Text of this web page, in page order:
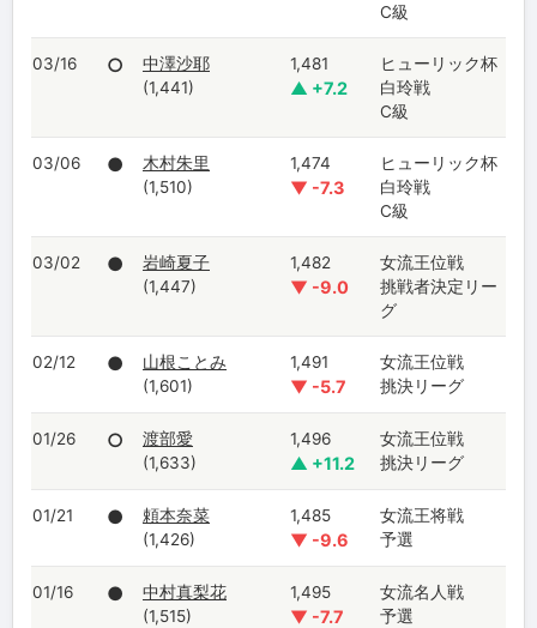
C級
03/16 ○
中澤沙耶
(1,441)
1,481
▲ +7.2
ヒューリック杯
白玲戦
C級
03/06 ●
木村朱里
(1,510)
1,474
▼ -7.3
ヒューリック杯
白玲戦
C級
03/02 ●
岩崎夏子
(1,447)
1,482
▼ -9.0
女流王位戦
挑戦者決定リー
グ
02/12 ●
山根ことみ
(1,601)
1,491
▼ -5.7
女流王位戦
挑決リーグ
01/26 ○
渡部愛
(1,633)
1,496
▲ +11.2
女流王位戦
挑決リーグ
01/21 ●
頼本奈菜
(1,426)
1,485
▼ -9.6
女流王将戦
予選
01/16 ●
中村真梨花
(1,515)
1,495
▼ -7.7
女流名人戦
予選